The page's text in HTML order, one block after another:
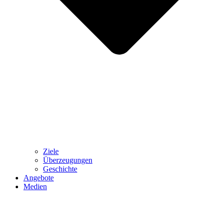
Ziele
Überzeugungen
Geschichte
Angebote
Medien